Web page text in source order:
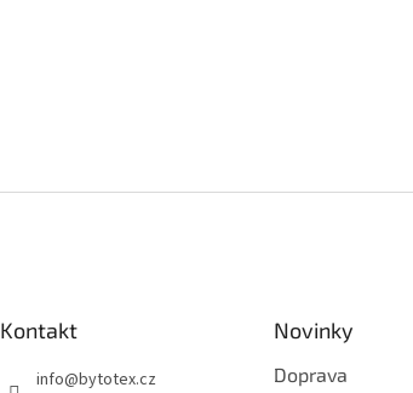
Kontakt
info@bytotex.cz
Novinky
Doprava